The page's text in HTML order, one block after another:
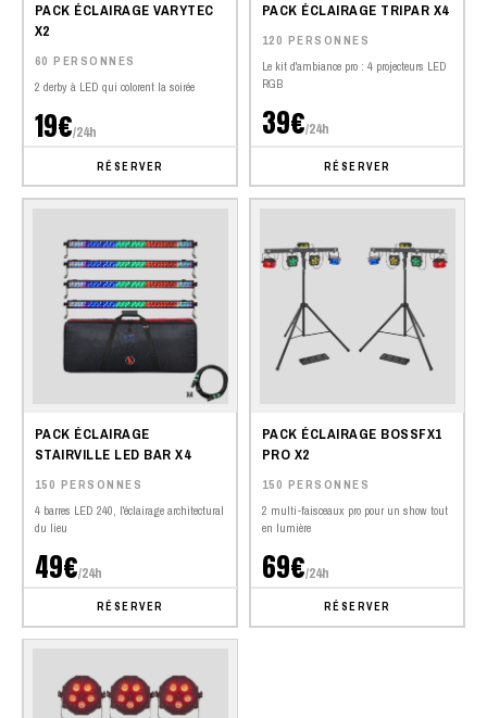
PACK ÉCLAIRAGE VARYTEC
X2
60 PERSONNES
2 derby à LED qui colorent la soirée
19€/24h
RÉSERVER
PACK ÉCLAIRAGE TRIPAR X4
120 PERSONNES
Le kit d'ambiance pro : 4 projecteurs LED
RGB
39€/24h
RÉSERVER
PACK ÉCLAIRAGE
STAIRVILLE LED BAR X4
150 PERSONNES
4 barres LED 240, l'éclairage architectural
du lieu
49€/24h
RÉSERVER
PACK ÉCLAIRAGE BOSSFX1
PRO X2
150 PERSONNES
2 multi-faisceaux pro pour un show tout
en lumière
69€/24h
RÉSERVER